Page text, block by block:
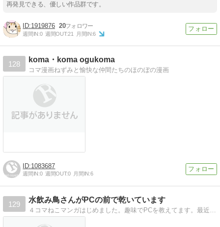
再発見できる、優しい作品群です。
1919876 20
週間IN:0 週間OUT:21 月間IN:6
128
koma・koma ogukoma
コマ漫画ねずみと愉快な仲間たちのほのぼの漫画
1083687
週間IN:0 週間OUT:0 月間IN:6
129
水飲み鳥さんがPCの前で乾いています